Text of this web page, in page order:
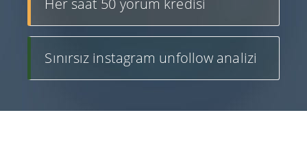
Her saat 50 yorum kredisi
Sınırsız instagram unfollow analizi